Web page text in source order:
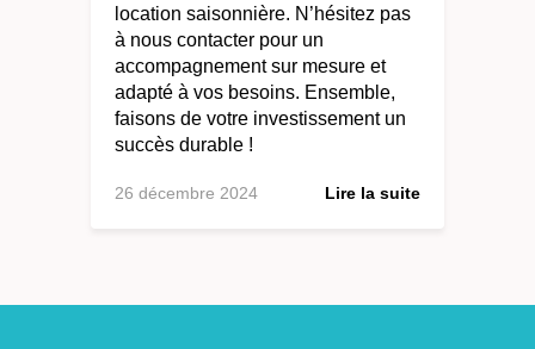
location saisonnière. N’hésitez pas
à nous contacter pour un
accompagnement sur mesure et
adapté à vos besoins. Ensemble,
faisons de votre investissement un
succès durable !
26 décembre 2024 Lire la suite